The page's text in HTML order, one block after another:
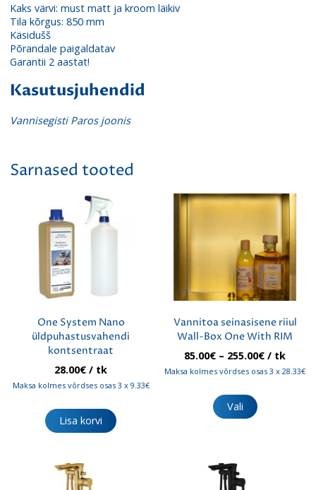
Kaks värvi: must matt ja kroom läikiv
Tila kõrgus: 850 mm
Käsidušš
Põrandale paigaldatav
Garantii 2 aastat!
Kasutusjuhendid
Vannisegisti Paros joonis
Sarnased tooted
One System Nano
üldpuhastusvahendi
kontsentraat
28.00€ / tk
Maksa kolmes võrdses osas 3 x 9.33€
Lisa korvi
Vannitoa seinasisene riiul
Wall-Box One With RIM
85.00€ – 255.00€
85.00€
/ tk
Maksa kolmes võrdses osas 3 x 28.33€
Vali
tootel